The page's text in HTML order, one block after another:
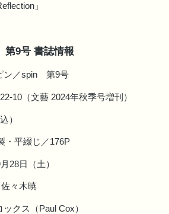
」
第9号 書誌情報
ン／spin 第9号
10（文藝 2024年秋季号増刊）
）
・平綴じ／176P
28日（土）
々木暁
クス（Paul Cox）